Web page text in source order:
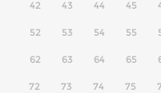
42 43 44 45
52 53 54 55
62 63 64 65
72 73 74 75